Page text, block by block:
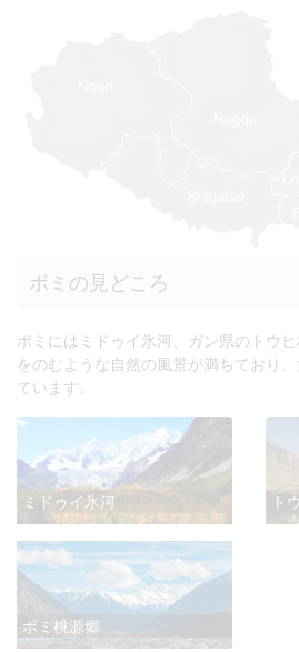
ボミの見どころ
ボミにはミドゥイ氷河、ガン県のトウ
をのむような自然の風景が満ちており
ています。
ミドゥイ氷河 ト
ボミ桃源郷